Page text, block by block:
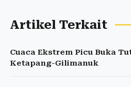
Artikel Terkait
Cuaca Ekstrem Picu Buka
Ketapang-Gilimanuk